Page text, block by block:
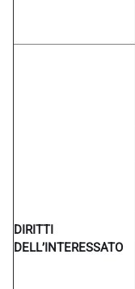
DIRITTI
DELL’INTERESSATO